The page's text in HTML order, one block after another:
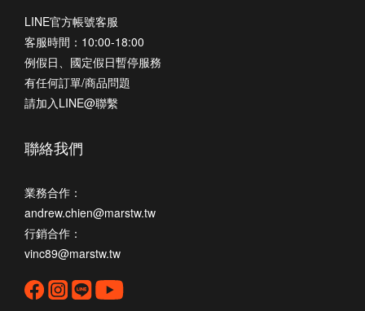
LINE官方帳號客服
客服時間：10:00-18:00
例假日、國定假日暫停服務
有任何訂單/商品問題
請加入LINE@聯繫
聯絡我們
業務合作：
andrew.chien@marstw.tw
行銷合作：
vinc89@marstw.tw